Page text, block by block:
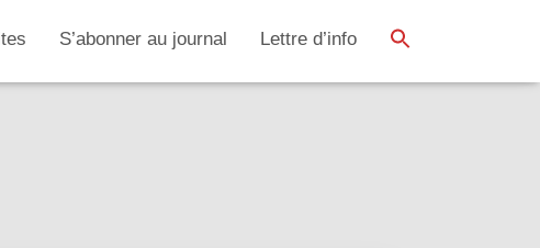
S’abonner au journal Lettre d’info